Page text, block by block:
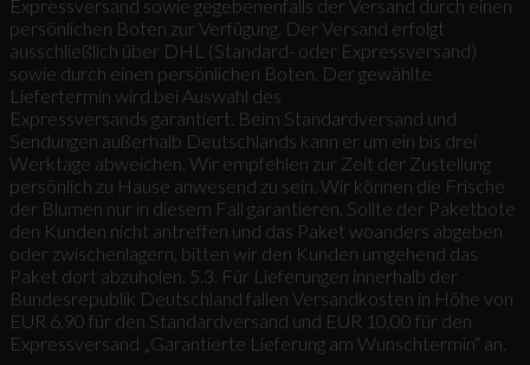
Expressversand sowie gegebenenfalls der Versand durch einen
persönlichen Boten zur Verfügung. Der Versand erfolgt
ausschließlich über DHL (Standard- oder Expressversand)
sowie durch einen persönlichen Boten. Der gewählte
Liefertermin wird bei Auswahl des
Expressversands garantiert. Beim Standardversand und
Sendungen außerhalb Deutschlands kann er um ein bis drei
Werktage abweichen. Wir empfehlen zur Zeit der Zustellung
persönlich zu Hause anwesend zu sein. Wir können die Frische
der Blumen nur in diesem Fall garantieren. Sollte der Paketbote
den Kunden nicht antreffen und das Paket woanders abgeben
oder zwischenlagern, bitten wir den Kunden umgehend das
Paket dort abzuholen. 5.3. Für Lieferungen innerhalb der
Bundesrepublik Deutschland fallen Versandkosten in Höhe von
EUR 6,90 für den Standardversand und EUR 10,00 für den
Expressversand „Garantierte Lieferung am Wunschtermin“ an.